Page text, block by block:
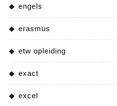
engels
erasmus
etw opleiding
exact
excel